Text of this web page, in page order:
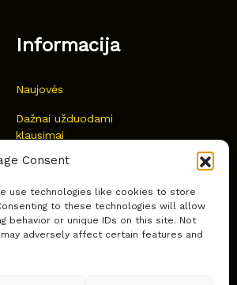
Consent
use technologies like cookies to store
to these technologies will allow
behavior or unique IDs on this site. Not
adversely affect certain features and
Informacija
Naujovės
Dažnai užduodami
klausimai
Kur nusipirkti?
Privatumas